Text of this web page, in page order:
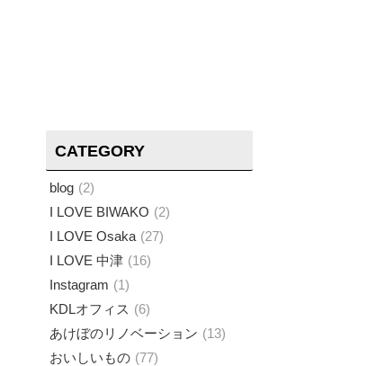
CATEGORY
blog
2
I LOVE BIWAKO
2
I LOVE Osaka
27
I LOVE 中津
16
Instagram
1
KDLオフィス
6
あけぼのリノベーション
13
おいしいもの 77